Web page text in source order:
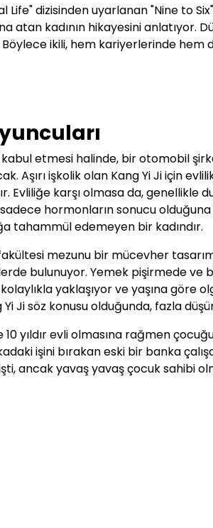
Life" dizisinden uyarlanan "Nine to
atan kadının hikayesini anlatıyor.
ikili, hem kariyerlerinde hem
etmesi halinde, bir otomobil
Aşırı işkolik olan Kang Yi Ji için
Evliliğe karşı olmasa da,
hormonların sonucu
tahammül edemeyen bir kadındır.
mezunu bir mücevher
bulunuyor. Yemek pişirmede
yaklaşıyor ve yaşına göre
Yi Ji söz konusu olduğunda, fazla
10 yıldır evli olmasına rağmen
işini bırakan eski bir banka
ancak yavaş yavaş çocuk sahibi